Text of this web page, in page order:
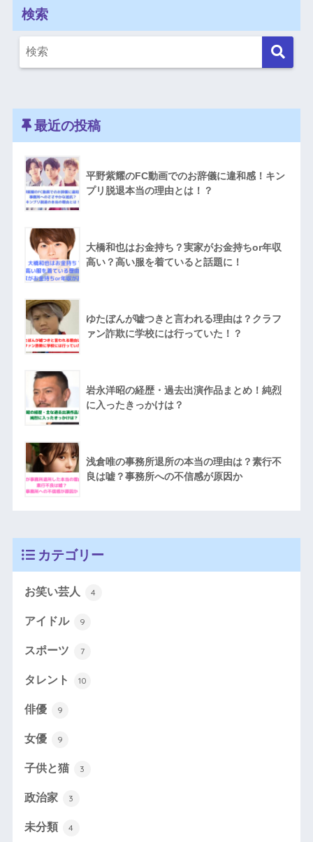
検索
最近の投稿
平野紫耀のFC動画でのお辞儀に違和感！キン
プリ脱退本当の理由とは！？
大橋和也はお金持ち？実家がお金持ちor年収
高い？高い服を着ていると話題に！
ゆたぼんが嘘つきと言われる理由は？クラフ
ァン詐欺に学校には行っていた！？
岩永洋昭の経歴・過去出演作品まとめ！純烈
に入ったきっかけは？
浅倉唯の事務所退所の本当の理由は？素行不
良は嘘？事務所への不信感が原因か
カテゴリー
お笑い芸人 4
アイドル 9
スポーツ 7
タレント 10
俳優 9
女優 9
子供と猫 3
政治家 3
未分類 4